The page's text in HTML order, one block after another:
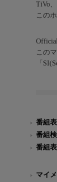
TiVo
この
この
「
番組表
番組
番組
マイ